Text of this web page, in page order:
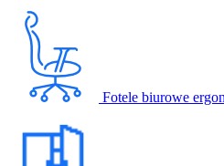
Fotele biurowe